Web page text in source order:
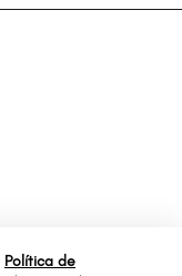
Política de